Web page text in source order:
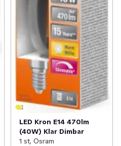
LED Kron E14 470lm
(40W) Klar Dimbar
1 st, Osram